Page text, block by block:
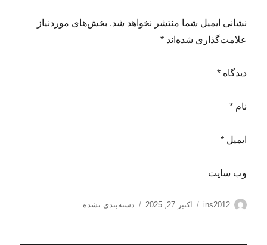
نشانی ایمیل شما منتشر نخواهد شد. بخش‌های موردنیاز
علامت‌گذاری شده‌اند *
دیدگاه *
نام *
ایمیل *
وب‌ سایت
نویسنده
ins2012
ارسال
اکتبر 27, 2025 دسته‌ها
دسته‌بندی نشده